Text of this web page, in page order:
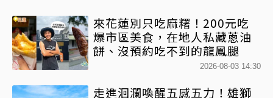
來花蓮別只吃麻糬！200元吃
爆市區美食，在地人私藏蔥油
餅、沒預約吃不到的龍鳳腿
2026-08-03 14:30
走進洄瀾喚醒五感五力！雄獅